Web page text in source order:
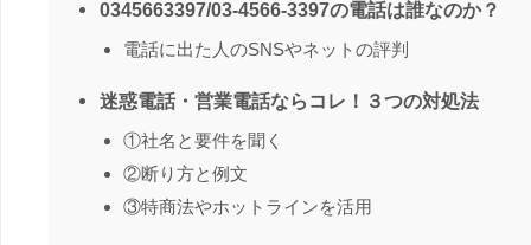
0345663397/03-4566-3397の電話は誰なのか？
電話に出た人のSNSやネットの評判
迷惑電話・営業電話ならコレ！３つの対処法
①社名と要件を聞く
②断り方と例文
③特商法やホットラインを活用